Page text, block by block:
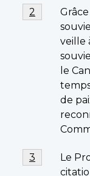
Footnote
2
veille
le
de
Return to
2 referrer
Footnote
3
Le
Return to
3 referrer